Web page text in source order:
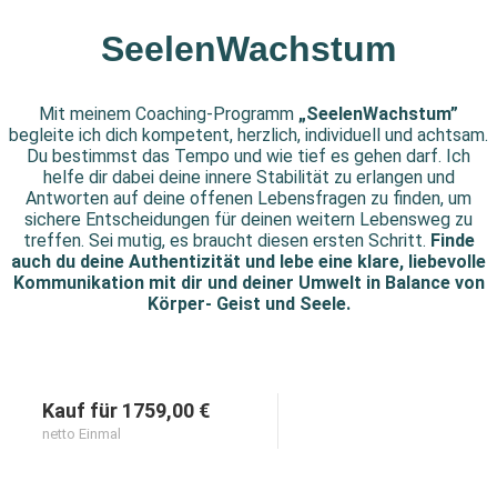
SeelenWachstum
Mit meinem Coaching-Programm „SeelenWachstum”
begleite ich dich kompetent, herzlich, individuell und achtsam.
Du bestimmst das Tempo und wie tief es gehen darf. Ich
helfe dir dabei deine innere Stabilität zu erlangen und
Antworten auf deine offenen Lebensfragen zu finden, um
sichere Entscheidungen für deinen weitern Lebensweg zu
treffen. Sei mutig, es braucht diesen ersten Schritt. Finde
auch du deine Authentizität und lebe eine klare, liebevolle
Kommunikation mit dir und deiner Umwelt in Balance von
Körper- Geist und Seele.
Kauf für 1759,00 €
netto Einmal